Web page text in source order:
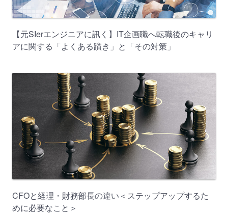
【元SIerエンジニアに訊く】IT企画職へ転職後のキャリ
アに関する「よくある躓き」と「その対策」
CFOと経理・財務部長の違い＜ステップアップするた
めに必要なこと＞